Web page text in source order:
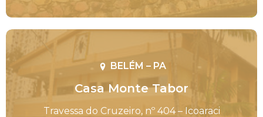
BELÉM – PA
Casa Monte Tabor
Travessa do Cruzeiro, nº 404 – Icoaraci